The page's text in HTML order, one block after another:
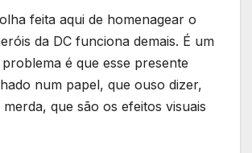
feita aqui de homenagear o
da DC funciona demais. É um
é que esse presente
num papel, que ouso dizer,
que são os efeitos visuais